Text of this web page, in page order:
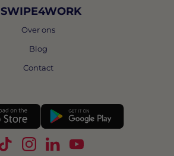
SWIPE4WORK
Over ons
Blog
Contact
Volg Swipe4Work op TikTok
Volg Swipe4Work op
Volg Swipe4Work op
Volg Swipe4Work